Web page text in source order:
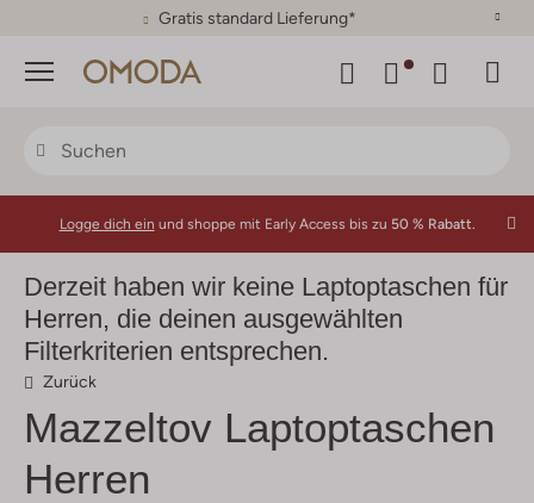
Menü
Logge dich ein und shoppe mit Early Access bis zu 50 % Rabatt.
Derzeit haben wir keine Laptoptaschen für
Herren, die deinen ausgewählten
Filterkriterien entsprechen.
Zurück
Mazzeltov Laptoptaschen
Herren